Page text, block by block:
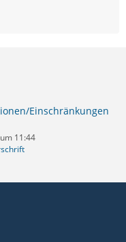
Einschränkungen
11:44